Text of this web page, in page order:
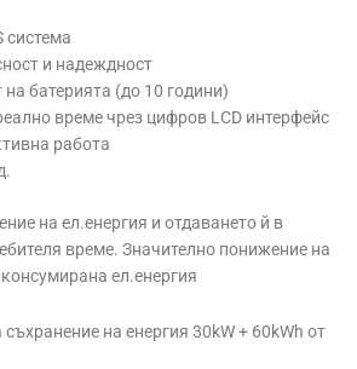
система
и надеждност
батерията (до 10 години)
време чрез цифров LCD интерфейс
работа
на ел.енергия и отдаването й в
време. Значително понижение на
ел.енергия
на енергия 30kW + 60kWh от